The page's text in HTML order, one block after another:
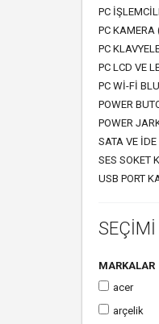
PC
PC KAMERA
PC
PC LCD VE
PC WI-FI
POWER
POWER
SATA VE
SES SOKET
USB PORT
SEÇİMİ
MARKALAR
acer
arçeli̇k